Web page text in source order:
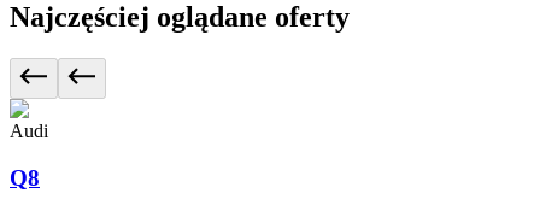
Najczęściej oglądane oferty
Audi
Q8